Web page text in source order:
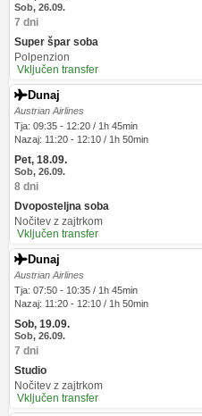
Sob, 26.09.
7 dni
Super špar soba
Polpenzion
Vključen transfer
Dunaj
Austrian Airlines
Tja: 09:35 - 12:20 / 1h 45min
Nazaj: 11:20 - 12:10 / 1h 50min
Pet, 18.09.
Sob, 26.09.
8 dni
Dvoposteljna soba
Nočitev z zajtrkom
Vključen transfer
Dunaj
Austrian Airlines
Tja: 07:50 - 10:35 / 1h 45min
Nazaj: 11:20 - 12:10 / 1h 50min
Sob, 19.09.
Sob, 26.09.
7 dni
Studio
Nočitev z zajtrkom
Vključen transfer